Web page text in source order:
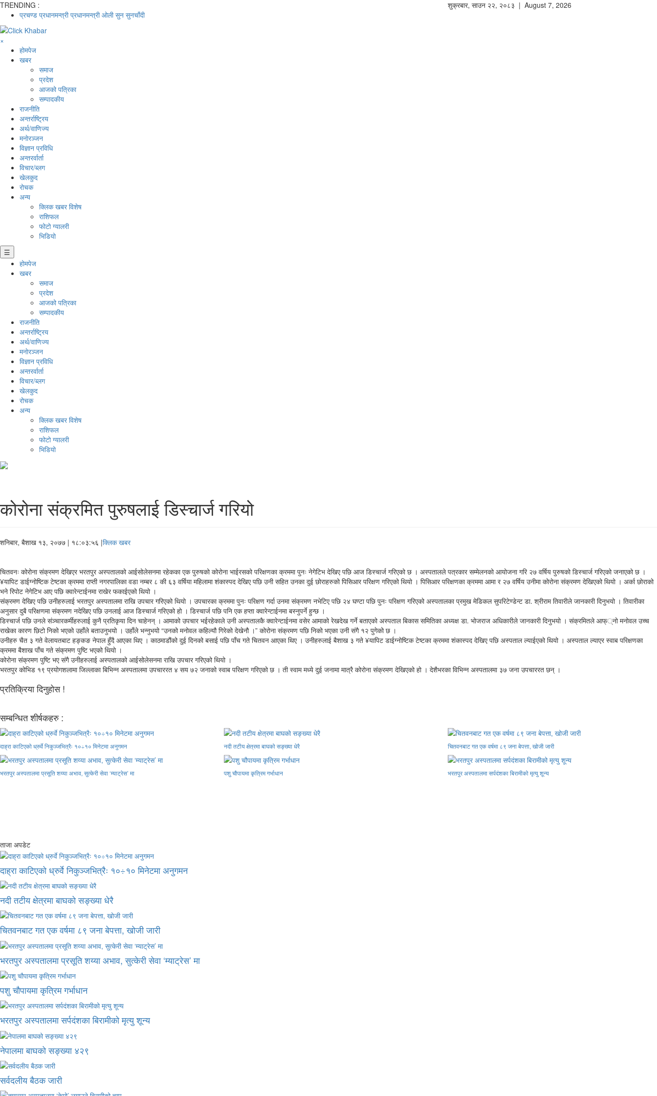
TRENDING :
प्रचण्ड प्रधानमन्त्री प्रधानमन्त्री ओली सुन सुनचाँदी
शुक्रबार, साउन २२, २०८३ | August 7, 2026
×
होमपेज
खबर
समाज
प्रदेश
आजको पत्रिका
सम्पादकीय
राजनीति
अन्तर्राष्ट्रिय
अर्थ/वाणिज्य
मनाेरञ्जन
विज्ञान प्रविधि
अन्तरर्वार्ता
विचार/ब्लग
खेलकुद
रोचक
अन्य
क्लिक खबर विशेष
राशिफल
फोटो ग्यालरी
भिडियो
☰
होमपेज
खबर
समाज
प्रदेश
आजको पत्रिका
सम्पादकीय
राजनीति
अन्तर्राष्ट्रिय
अर्थ/वाणिज्य
मनाेरञ्जन
विज्ञान प्रविधि
अन्तरर्वार्ता
विचार/ब्लग
खेलकुद
रोचक
अन्य
क्लिक खबर विशेष
राशिफल
फोटो ग्यालरी
भिडियो
कोरोना संक्रमित पुरुषलाई डिस्चार्ज गरियो
शनिबार, बैशाख १३, २०७७ | १८:०३:५६ |क्लिक खबर
चितवनः कोरोना संक्रमण देखिएर भरतपुर अस्पतालको आईसोलेसनमा रहेकका एक पुरुषको कोरोना भाईरसको परिक्षणका क्रममा पुनः नेगेटिभ देखिए पछि आज डिस्चार्ज गरिएको छ । अस्पतालले पत्रकार सम्मेलनको आयोजना गरि २७ वर्षिय पुरुषको डिस्चार्ज गरिएको जनाएको छ ।
¥यापिट डाईग्नोष्टिक टेष्टका क्रममा राप्ती नगरपालिका वडा नम्बर ८ की ६३ वर्षिया महिलामा शंकास्पद देखिए पछि उनी सहित उनका दुई छोराहरुको पिसिआर परिक्षण गरिएको थियो । पिसिआर परिक्षणका क्रममा आमा र २७ वर्षिय उनीमा कोरोना संक्रमण देखिएको थियो । अर्का छोराको
भने रिपोट नेगेटिभ आए पछि क्वारेन्टाईनमा राखेर फकाईएको थियो ।
संक्रमण देखिए पछि उनीहरुलाई भरतपुर अस्पतालमा राखि उपचार गरिएको थियो । उपचारका क्रममा पुनः परिक्षण गर्दा उनमा संक्रमण नभेटिए पछि २४ घण्टा पछि पुनः परिक्षण गरिएको अस्पतालका प्रमुख मेडिकल सुपरिटेण्डेन्ट डा. श्रीराम तिवारीले जानकारी दिनुभयो । तिवारीका
अनुसार दुबै परिक्षणमा संक्रमण नदेखिए पछि उनलाई आज डिस्चार्ज गरिएको हो । डिस्चार्ज पछि पनि एक हप्ता क्वारेन्टाईनमा बस्नुपर्ने हुन्छ ।
डिस्चार्ज पछि उनले संञ्चारकर्मीहरुलाई कुनै प्रतिकृया दिन चाहेनन् । आमाको उपचार भईरहेकाले उनी अस्पतालकै क्वारेन्टाईनमा वसेर आमाको रेखदेख गर्ने बताएको अस्पताल बिकास समितिका अध्यक्ष डा. भोजराज अधिकारीले जानकारी दिनुभयो । संक्रमितले आफ््नो मनोवल उच्च
राखेका कारण छिटो निको भएको उहाँले बताउनुभयो । उहाँले भन्नुभयो “उनको मनोवल कहिल्यौ गिरेको देखेनौ ।” कोरोना संक्रमण पछि निको भएका उनी संगै १२ पुगेको छ ।
उनीहरु चैत ३ गते वेलायतबाट हङ्कङ नेपाल हुँदै आएका थिए । काठमाडौंको दुई दिनको बसाई पछि पाँच गते चितवन आएका थिए । उनीहरुलाई बैशाख ३ गते ¥यापिट डाईग्नोष्टिक टेष्टका क्रममा शंकास्पद देखिए पछि अस्पताल ल्याईएको थियो । अस्पताल ल्याएर स्वाब परिक्षणका
क्रममा बैशाख पाँच गते संक्रमण पुष्टि भएको थियो ।
कोरोना संक्रमण पुष्टि भए संगै उनीहरुलाई अस्पतालको आईसोलेसनमा राखि उपचार गरिएको थियो ।
भरतपुर कोभिड १९ प्रयोगशलामा जिल्लाका बिभिन्न अस्पतालमा उपचाररत ४ सय ७२ जनाको स्वाब परिक्षण गरिएको छ । ती स्वाम मध्ये दुई जनामा मात्रै कोरोना संक्रमण देखिएको हो । देशैभरका विभिन्न अस्पतालमा ३७ जना उपचाररत छन् ।
प्रतिक्रिया दिनुहोस !
सम्बन्धित शीर्षकहरु :
दाह्रा काटिएको ध्रुर्वे निकुञ्जभित्रैः १०÷१० मिनेटमा अनुगमन नदी तटीय क्षेत्रमा बाघको सङ्ख्या धेरै चितवनबाट गत एक वर्षमा ८९ जना बेपत्ता, खोजी जारी
भरतपुर अस्पतालमा प्रसूति शय्या अभाव, सुत्केरी सेवा ‘म्याट्रेस’ मा पशु चौपायमा कृत्रिम गर्भाधान भरतपुर अस्पतालमा सर्पदंशका बिरामीको मृत्यु शून्य
ताजा अपडेट
दाह्रा काटिएको ध्रुर्वे निकुञ्जभित्रैः १०÷१० मिनेटमा अनुगमन
नदी तटीय क्षेत्रमा बाघको सङ्ख्या धेरै
चितवनबाट गत एक वर्षमा ८९ जना बेपत्ता, खोजी जारी
भरतपुर अस्पतालमा प्रसूति शय्या अभाव, सुत्केरी सेवा ‘म्याट्रेस’ मा
पशु चौपायमा कृत्रिम गर्भाधान
भरतपुर अस्पतालमा सर्पदंशका बिरामीको मृत्यु शून्य
नेपालमा बाघको सङ्ख्या ४२९
सर्वदलीय बैठक जारी